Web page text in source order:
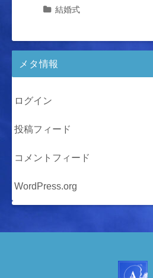
結婚式
メタ情報
ログイン
投稿フィード
コメントフィード
WordPress.org